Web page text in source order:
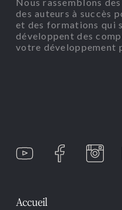
des auteurs à succès
et des formations qui
développent des
votre développement
Accueil